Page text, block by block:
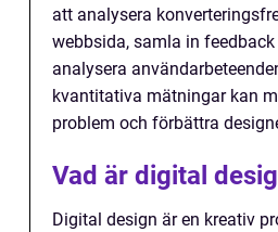
att analysera
webbsida, samla in
analysera
kvantitativa mätningar kan
problem och förbättra
Vad är digital
Digital design är en kreativ